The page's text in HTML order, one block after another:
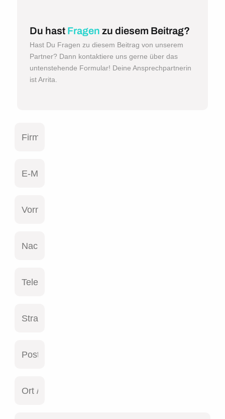
Du hast Fragen zu diesem Beitrag?
Hast Du Fragen zu diesem Beitrag von unserem
Partner? Dann kontaktiere uns gerne über das
untenstehende Formular! Deine Ansprechpartnerin
ist Arrita.